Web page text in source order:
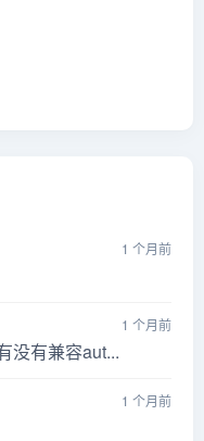
1 个月前
1 个月前
没有兼容aut...
1 个月前